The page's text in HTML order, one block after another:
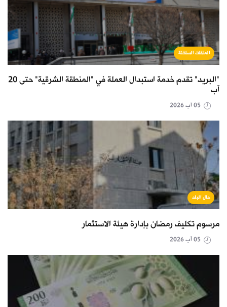
الملفات الساخنة
"البريد" تقدم خدمة استبدال العملة في "المنطقة الشرقية" حتى 20
آب
حال البلد
مرسوم تكليف رمضان بإدارة هيئة الاستثمار